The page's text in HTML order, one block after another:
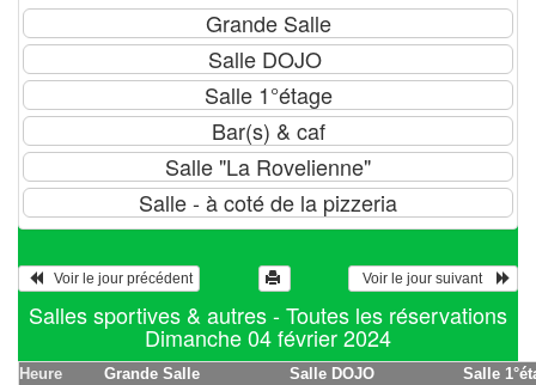
   Voir le jour précédent
  Voir le jour suivant
Salles sportives & autres - Toutes les réservations
Dimanche 04 février 2024
Heure
Grande Salle
Salle DOJO
Salle